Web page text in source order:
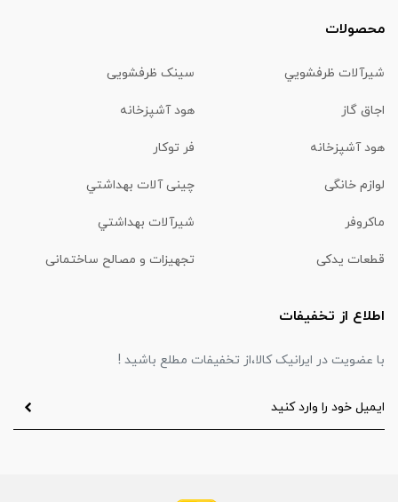
محصولات
شیرآلات ظرفشويي سینک ظرفشویی
اجاق گاز هود آشپزخانه
هود آشپزخانه فر توکار
لوازم خانگی چینی آلات بهداشتي
ماكروفر شیرآلات بهداشتي
قطعات یدکی تجهیزات و مصالح ساختمانی
اطلاع از تخفیفات
با عضویت در ایرانیک کالا،از تخفیفات مطلع باشید !